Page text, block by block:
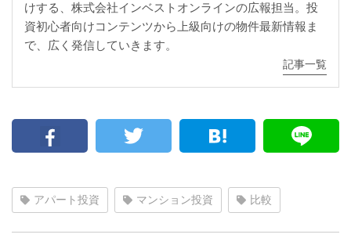
けする、株式会社インベストオンラインの広報担当。投
資初心者向けコンテンツから上級向けの物件最新情報ま
で、広く発信していきます。
記事一覧
アパート投資 マンション投資 比較